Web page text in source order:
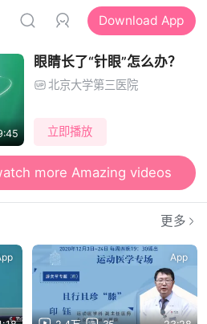
Download App
眼睛长了“针眼”怎么办？
北京大学第三医院
立即播放
more Amazing videos
更多
App